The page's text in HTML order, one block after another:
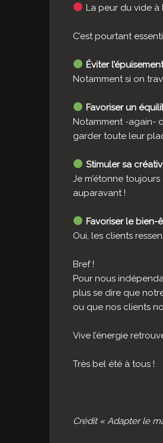
La peur du vide à
C’est pourtant
Éviter
Notamment si on
Favoriser un
Notamment -again-
garder toute leur
Stimuler sa
Je m’étonne
auparavant !
Favoriser le bien-
Oui, les clients
Bref !
Pour nous
plus se dire que
ou que nos clients
Vive l’énergie
Très bel été à tous !
Crédit « Adapter le